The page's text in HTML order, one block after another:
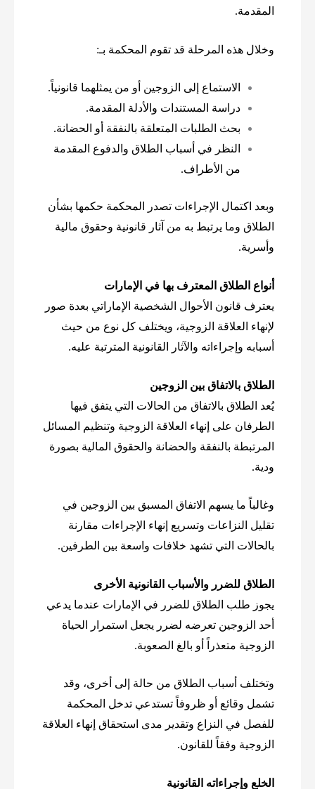
المقدمة.
وخلال هذه المرحلة قد تقوم المحكمة بـ:
الاستماع إلى الزوجين أو من يمثلهما قانونياً.
دراسة المستندات والأدلة المقدمة.
بحث الطلبات المتعلقة بالنفقة أو الحضانة.
النظر في أسباب الطلاق والدفوع المقدمة
من الأطراف.
وبعد اكتمال الإجراءات تصدر المحكمة حكمها بشأن
الطلاق وما يرتبط به من آثار قانونية وحقوق مالية
وأسرية.
أنواع الطلاق المعترف بها في الإمارات
يعترف قانون الأحوال الشخصية الإماراتي بعدة صور
لإنهاء العلاقة الزوجية، ويختلف كل نوع من حيث
أسبابه وإجراءاته والآثار القانونية المترتبة عليه.
الطلاق بالاتفاق بين الزوجين
يُعد الطلاق بالاتفاق من الحالات التي يتفق فيها
الطرفان على إنهاء العلاقة الزوجية وتنظيم المسائل
المرتبطة بالنفقة والحضانة والحقوق المالية بصورة
ودية.
وغالباً ما يسهم الاتفاق المسبق بين الزوجين في
تقليل النزاعات وتسريع إنهاء الإجراءات مقارنة
بالحالات التي تشهد خلافات واسعة بين الطرفين.
الطلاق للضرر والأسباب القانونية الأخرى
يجوز طلب الطلاق للضرر في الإمارات عندما يدعي
أحد الزوجين تعرضه لضرر يجعل استمرار الحياة
الزوجية متعذراً أو بالغ الصعوبة.
وتختلف أسباب الطلاق من حالة إلى أخرى، وقد
تشمل وقائع أو ظروفاً تستدعي تدخل المحكمة
للفصل في النزاع وتقدير مدى استحقاق إنهاء العلاقة
الزوجية وفقاً للقانون.
الخلع وإجراءاته القانونية